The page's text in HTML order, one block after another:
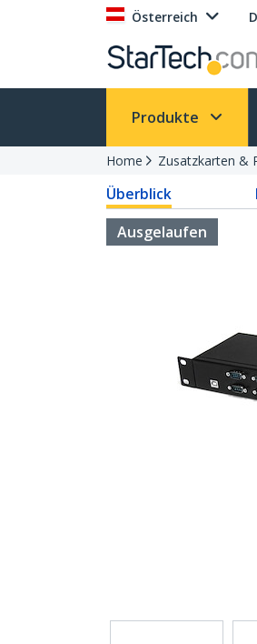
Österreich
Produkte
Home Zusatzkarten &
Überblick
Ausgelaufen